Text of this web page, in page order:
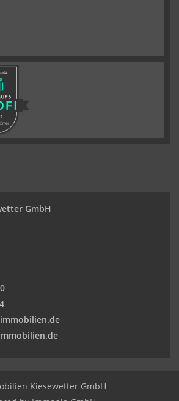
GmbH
Kiesewetter GmbH